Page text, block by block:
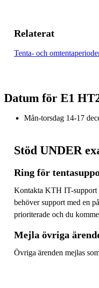
Relaterat
Tenta- och
Datum för E1
Mån-torsdag 14-17
Stöd UNDER
Ring för
Kontakta KTH IT-support
behöver support med en
prioriterade och du
Mejla övriga
Övriga ärenden mejlas